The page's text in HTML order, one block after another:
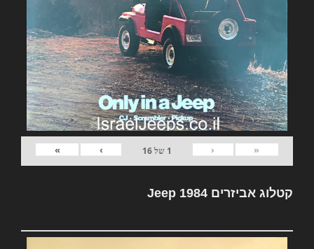
«
‹
1 של16
›
»
קטלוג אביזרים Jeep 1984